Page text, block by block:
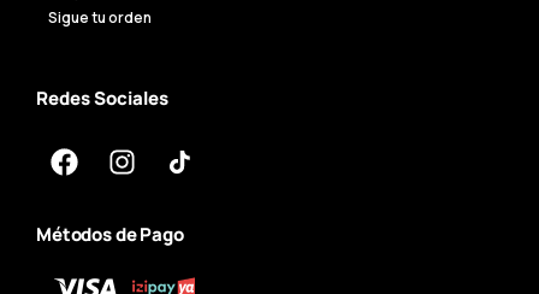
Sigue tu orden
Redes Sociales
Métodos de Pago